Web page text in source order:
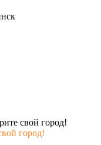
свой город!
город!